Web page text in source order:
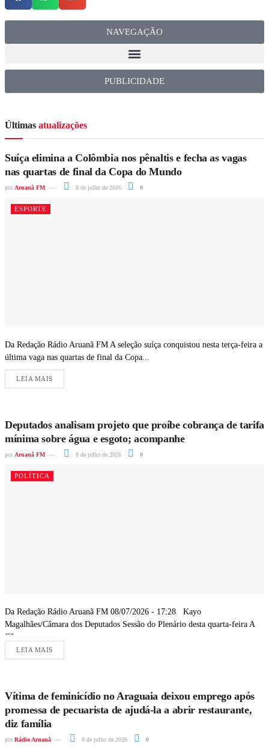
NAVEGAÇÃO
PUBLICIDADE
Últimas atualizações
Suíça elimina a Colômbia nos pênaltis e fecha as vagas
nas quartas de final da Copa do Mundo
por Aruanã FM 8 de julho de 2026 0
ESPORTE
Da Redação Rádio Aruanã FM A seleção suíça conquistou nesta terça-feira a
última vaga nas quartas de final da Copa...
LEIA MAIS
Deputados analisam projeto que proíbe cobrança de tarifa
mínima sobre água e esgoto; acompanhe
por Aruanã FM 8 de julho de 2026 0
POLÍTICA
Da Redação Rádio Aruanã FM 08/07/2026 - 17:28 Kayo
Magalhães/Câmara dos Deputados Sessão do Plenário desta quarta-feira A
Câmara...
LEIA MAIS
Vítima de feminicídio no Araguaia deixou emprego após
promessa de pecuarista de ajudá-la a abrir restaurante,
diz família
por Rádio Aruanã 8 de julho de 2026 0